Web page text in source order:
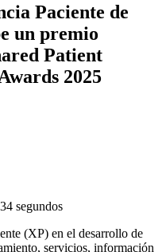
Paciente de
un premio
Patient
2025
segundos
(XP) en el desarrollo de
servicios, información